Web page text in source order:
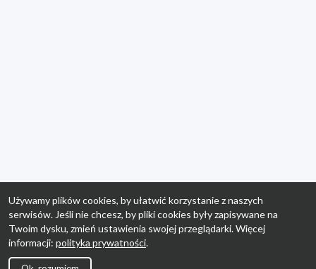
Używamy plików cookies, by ułatwić korzystanie z naszych
serwisów. Jeśli nie chcesz, by pliki cookies były zapisywane na
Twoim dysku, zmień ustawienia swojej przeglądarki. Więcej
informacji: polityka prywatności.